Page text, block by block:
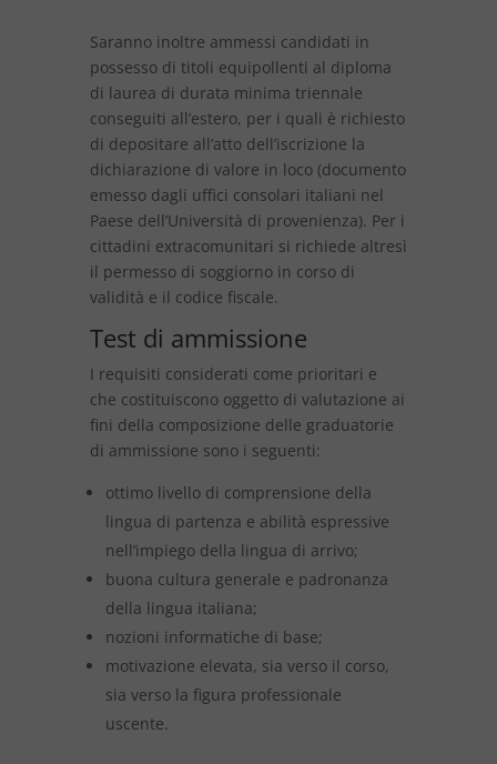
Saranno inoltre ammessi candidati in
possesso di titoli equipollenti al diploma
di laurea di durata minima triennale
conseguiti all’estero, per i quali è richiesto
di depositare all’atto dell’iscrizione la
dichiarazione di valore in loco (documento
emesso dagli uffici consolari italiani nel
Paese dell’Università di provenienza). Per i
cittadini extracomunitari si richiede altresì
il permesso di soggiorno in corso di
validità e il codice fiscale.
Test di ammissione
I requisiti considerati come prioritari e
che costituiscono oggetto di valutazione ai
fini della composizione delle graduatorie
di ammissione sono i seguenti:
ottimo livello di comprensione della
lingua di partenza e abilità espressive
nell’impiego della lingua di arrivo;
buona cultura generale e padronanza
della lingua italiana;
nozioni informatiche di base;
motivazione elevata, sia verso il corso,
sia verso la figura professionale
uscente.